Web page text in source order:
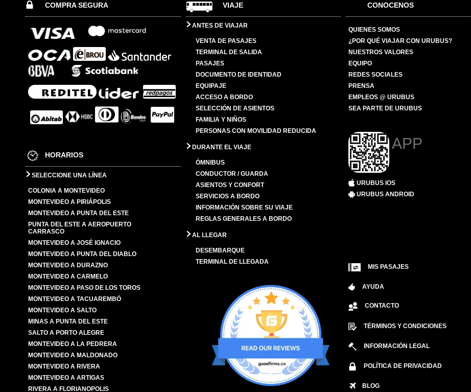
COMPRA SEGURA
HORARIOS
SELECCIONE UNA LÍNEA
COLONIA A MONTEVIDEO
MONTEVIDEO A PIRIÁPOLIS
MONTEVIDEO A PUNTA DEL ESTE
PUNTA DEL ESTE A AEROPUERTO
CARRASCO
MONTEVIDEO A JOSÉ IGNACIO
MONTEVIDEO A PUNTA DEL DIABLO
MONTEVIDEO A DURAZNO
MONTEVIDEO A CARMELO
MONTEVIDEO A PASO DE LOS TOROS
MONTEVIDEO A TACUAREMBÓ
MONTEVIDEO A SALTO
MINAS A PUNTA DEL ESTE
SALTO A PORTO ALEGRE
MONTEVIDEO A LA PEDRERA
MONTEVIDEO A MALDONADO
MONTEVIDEO A RIVERA
MONTEVIDEO A ARTIGAS
RIVERA A FLORIANOPOLIS
VIAJE
ANTES DE VIAJAR
VENTA DE PASAJES
TERMINAL DE SALIDA
PASAJES
DOCUMENTO DE IDENTIDAD
EQUIPAJE
ACCESO A BORDO
SELECCIÓN DE ASIENTOS
FAMILIA Y NIÑOS
PERSONAS CON MOVILIDAD REDUCIDA
DURANTE EL VIAJE
ÓMNIBUS
CONDUCTOR / GUARDA
ASIENTOS Y CONFORT
SERVICIOS A BORDO
INFORMACIÓN SOBRE SU VIAJE
REGLAS GENERALES A BORDO
AL LLEGAR
DESEMBARQUE
TERMINAL DE LLEGADA
CONOCENOS
QUIENES SOMOS
¿POR QUÉ VIAJAR CON URUBUS?
NUESTROS VALORES
EQUIPO
REDES SOCIALES
PRENSA
EMPLEOS @ URUBUS
SEA PARTE DE URUBUS
APP
URUBUS IOS
URUBUS ANDROID
MIS PASAJES
AYUDA
CONTACTO
TÉRMINOS Y CONDICIONES
INFORMACIÓN LEGAL
POLÍTICA DE PRIVACIDAD
BLOG